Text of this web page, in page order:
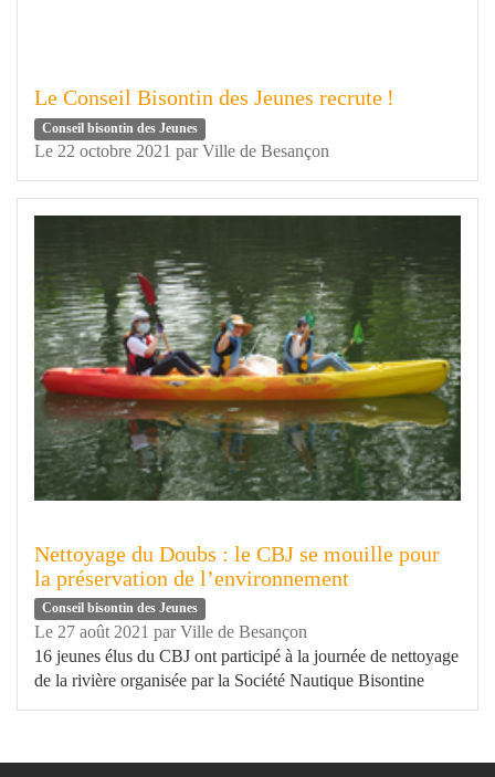
Le Conseil Bisontin des Jeunes recrute !
Conseil bisontin des Jeunes
Le 22 octobre 2021 parVille de Besançon
Nettoyage du Doubs : le CBJ se mouille pour
la préservation de l’environnement
Conseil bisontin des Jeunes
Le 27 août 2021 parVille de Besançon
16 jeunes élus du CBJ ont participé à la journée de nettoyage
de la rivière organisée par la Société Nautique Bisontine